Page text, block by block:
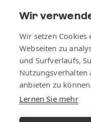
Wir
Wir setzen
Webseiten zu
und Surfverlaufs,
Nutzungsverhalten
anbieten zu können.
Lernen Sie mehr
AGB